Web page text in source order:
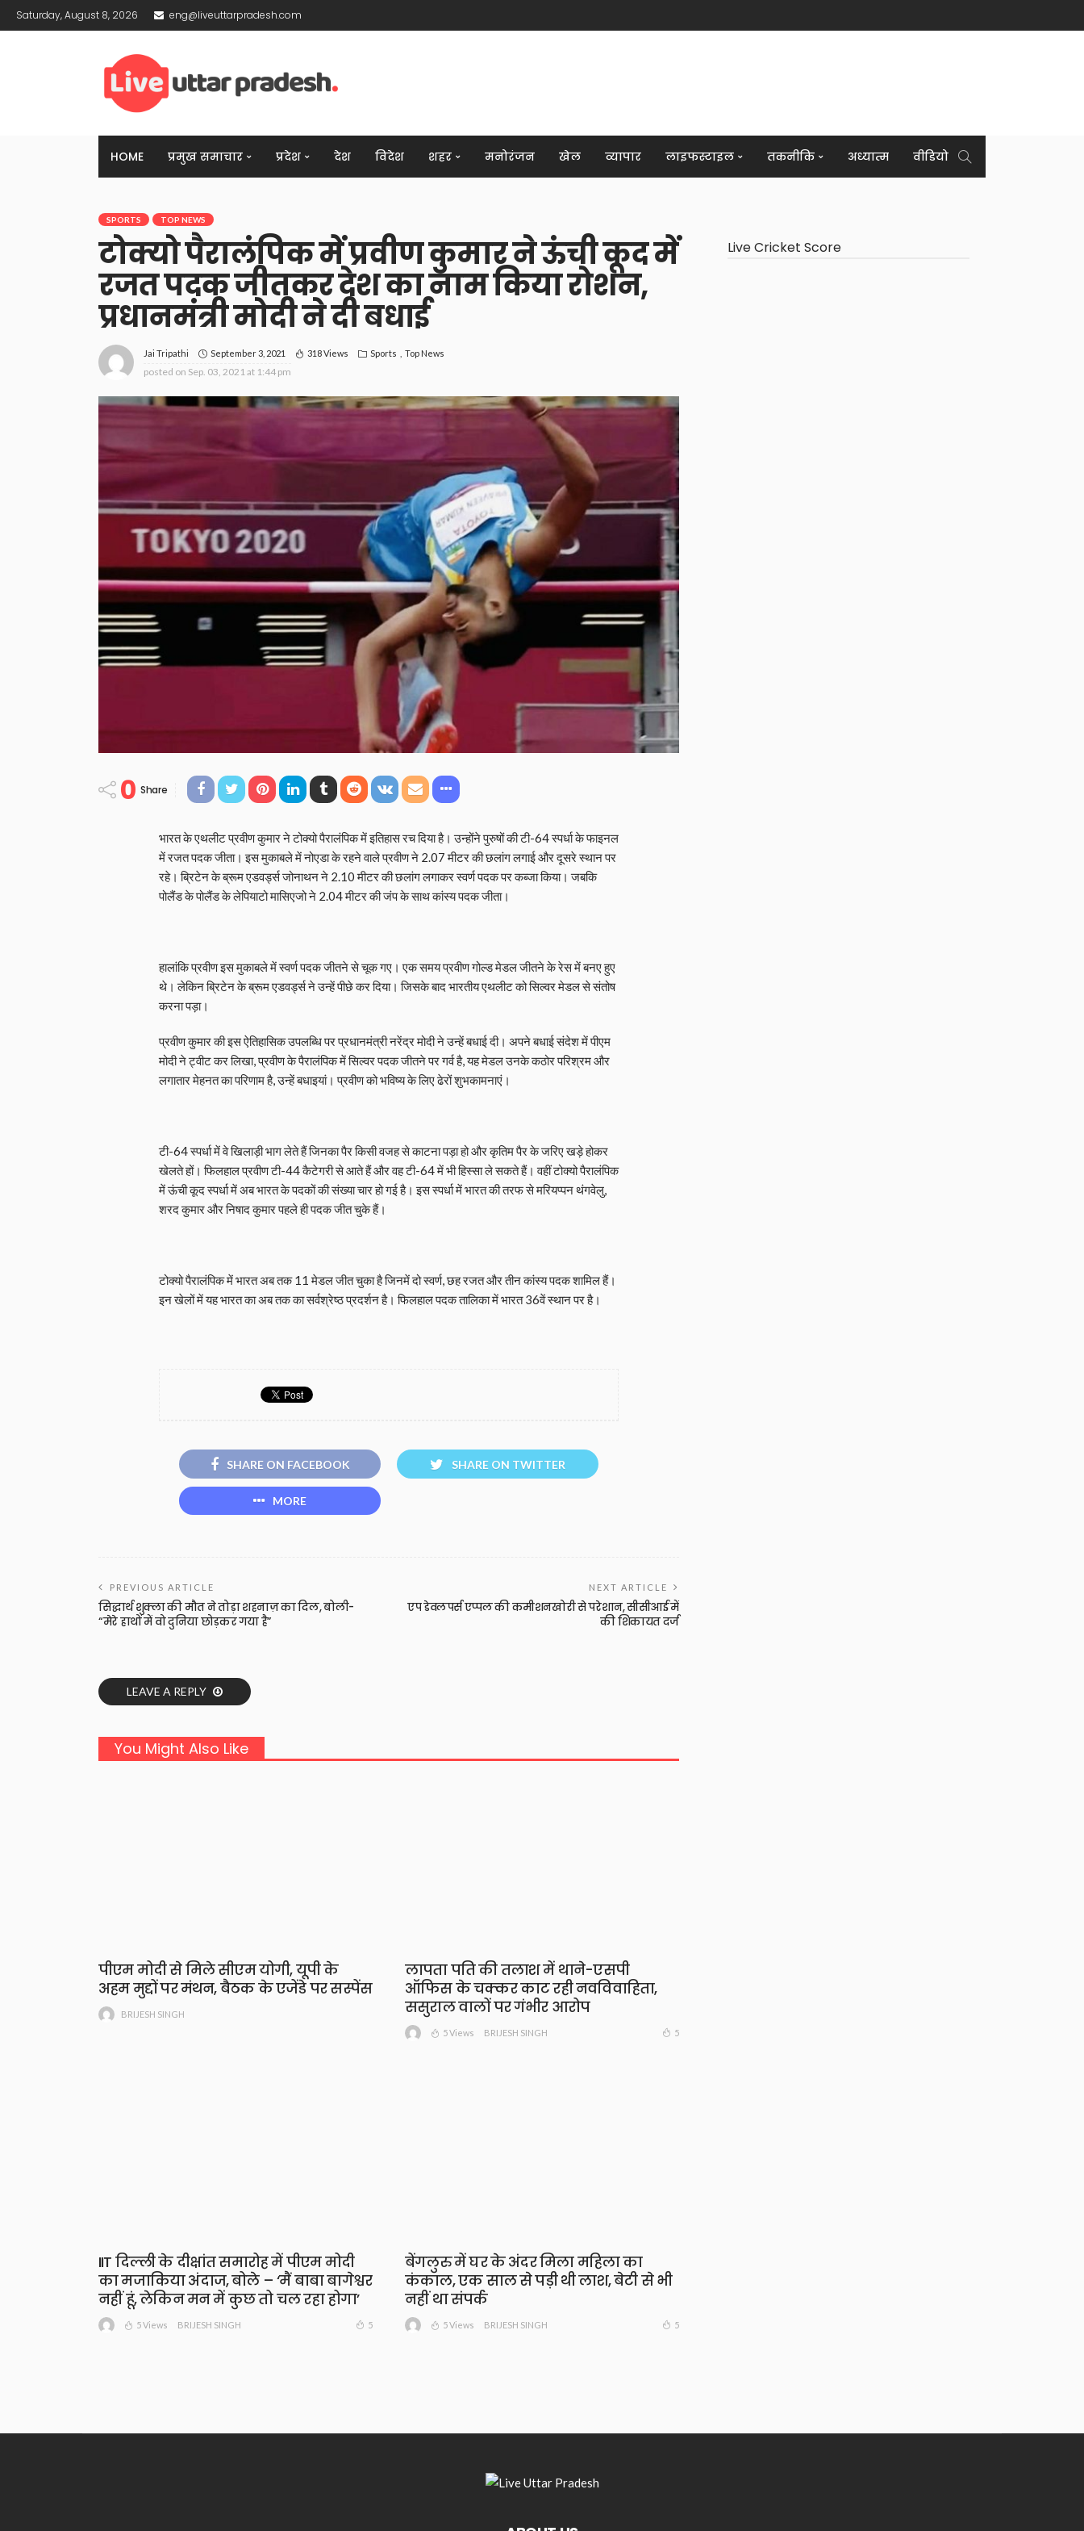
Saturday, August 8, 2026 eng@liveuttarpradesh.com
HOME प्रमुख समाचार प्रदेश देश विदेश शहर मनोरंजन खेल व्यापार लाइफस्टाइल तकनीकि अध्यात्म वीडियो
SPORTS TOP NEWS
टोक्यो पैरालंपिक में प्रवीण कुमार ने ऊंची कूद में
रजत पदक जीतकर देश का नाम किया रोशन,
प्रधानमंत्री मोदी ने दी बधाई
Jai Tripathi September 3, 2021 318 Views Sports Top News
posted on Sep. 03, 2021 at 1:44 pm
0 Share
भारत के एथलीट प्रवीण कुमार ने टोक्यो पैरालंपिक में इतिहास रच दिया है। उन्होंने पुरुषों की टी-64 स्पर्धा के फाइनल
में रजत पदक जीता। इस मुकाबले में नोएडा के रहने वाले प्रवीण ने 2.07 मीटर की छलांग लगाई और दूसरे स्थान पर
रहे। ब्रिटेन के ब्रूम एडवर्ड्स जोनाथन ने 2.10 मीटर की छलांग लगाकर स्वर्ण पदक पर कब्जा किया। जबकि
पोलैंड के पोलैंड के लेपियाटो मासिएजो ने 2.04 मीटर की जंप के साथ कांस्य पदक जीता।
हालांकि प्रवीण इस मुकाबले में स्वर्ण पदक जीतने से चूक गए। एक समय प्रवीण गोल्ड मेडल जीतने के रेस में बनए हुए
थे। लेकिन ब्रिटेन के ब्रूम एडवर्ड्स ने उन्हें पीछे कर दिया। जिसके बाद भारतीय एथलीट को सिल्वर मेडल से संतोष
करना पड़ा।
प्रवीण कुमार की इस ऐतिहासिक उपलब्धि पर प्रधानमंत्री नरेंद्र मोदी ने उन्हें बधाई दी। अपने बधाई संदेश में पीएम
मोदी ने ट्वीट कर लिखा, प्रवीण के पैरालंपिक में सिल्वर पदक जीतने पर गर्व है, यह मेडल उनके कठोर परिश्रम और
लगातार मेहनत का परिणाम है, उन्हें बधाइयां। प्रवीण को भविष्य के लिए ढेरों शुभकामनाएं।
टी-64 स्पर्धा में वे खिलाड़ी भाग लेते हैं जिनका पैर किसी वजह से काटना पड़ा हो और कृतिम पैर के जरिए खड़े होकर
खेलते हों। फिलहाल प्रवीण टी-44 कैटेगरी से आते हैं और वह टी-64 में भी हिस्सा ले सकते हैं। वहीं टोक्यो पैरालंपिक
में ऊंची कूद स्पर्धा में अब भारत के पदकों की संख्या चार हो गई है। इस स्पर्धा में भारत की तरफ से मरियप्पन थंगवेलु,
शरद कुमार और निषाद कुमार पहले ही पदक जीत चुके हैं।
टोक्यो पैरालंपिक में भारत अब तक 11 मेडल जीत चुका है जिनमें दो स्वर्ण, छह रजत और तीन कांस्य पदक शामिल हैं।
इन खेलों में यह भारत का अब तक का सर्वश्रेष्ठ प्रदर्शन है। फिलहाल पदक तालिका में भारत 36वें स्थान पर है।
SHARE ON FACEBOOK SHARE ON TWITTER
MORE
PREVIOUS ARTICLE
सिद्धार्थ शुक्ला की मौत ने तोड़ा शहनाज़ का दिल, बोली-
“मेरे हाथों में वो दुनिया छोड़कर गया है”
NEXT ARTICLE
एप डेवलपर्स एप्पल की कमीशनखोरी से परेशान, सीसीआई में
की शिकायत दर्ज
LEAVE A REPLY
You Might Also Like
पीएम मोदी से मिले सीएम योगी, यूपी के
अहम मुद्दों पर मंथन, बैठक के एजेंडे पर सस्पेंस
BRIJESH SINGH
लापता पति की तलाश में थाने-एसपी
ऑफिस के चक्कर काट रही नवविवाहिता,
ससुराल वालों पर गंभीर आरोप
5 Views BRIJESH SINGH 5
IIT दिल्ली के दीक्षांत समारोह में पीएम मोदी
का मजाकिया अंदाज, बोले – ‘मैं बाबा बागेश्वर
नहीं हूं, लेकिन मन में कुछ तो चल रहा होगा’
5 Views BRIJESH SINGH 5
बेंगलुरु में घर के अंदर मिला महिला का
कंकाल, एक साल से पड़ी थी लाश, बेटी से भी
नहीं था संपर्क
5 Views BRIJESH SINGH 5
Live Cricket Score